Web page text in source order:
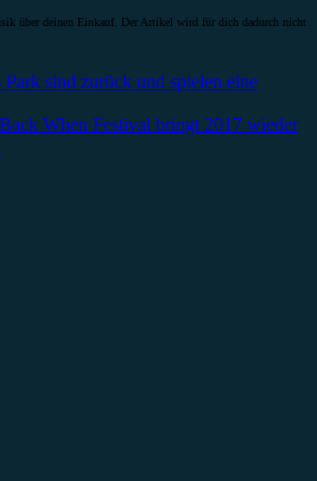
über deinen Einkauf. Der Artikel wird für dich dadurch nicht
sind zurück und spielen eine
When Festival bringt 2017 wieder